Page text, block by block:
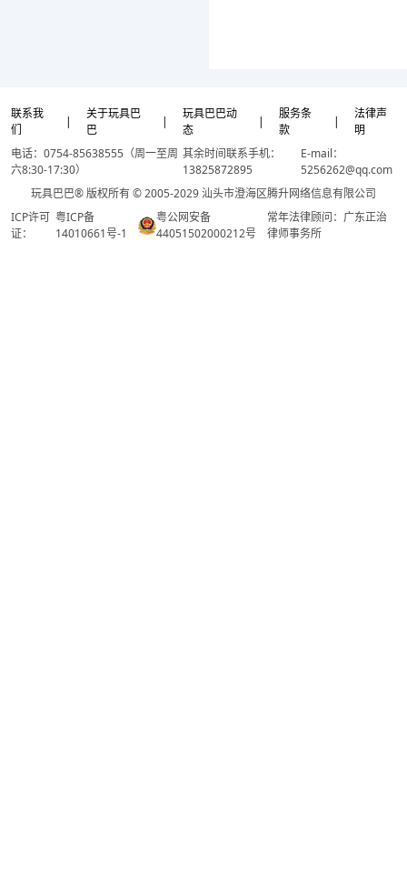
联系我
们
|
关于玩具巴
巴
|
玩具巴巴动
态
|
服务条
款
|
法律声
明
电话：0754-85638555（周一至周
六8:30-17:30）
其余时间联系手机：
13825872895
E-mail：
5256262@qq.com
玩具巴巴® 版权所有 © 2005-2029 汕头市澄海区腾升网络信息有限公司
ICP许可
证：
粤ICP备
14010661号-1
粤公网安备
44051502000212号
常年法律顾问：广东正治
律师事务所